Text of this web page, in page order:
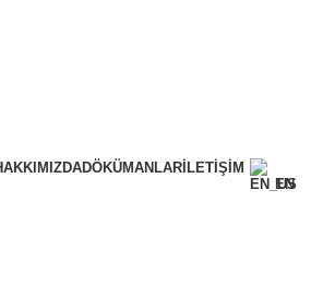
DÖKÜMANLAR İLETIŞIM
EN